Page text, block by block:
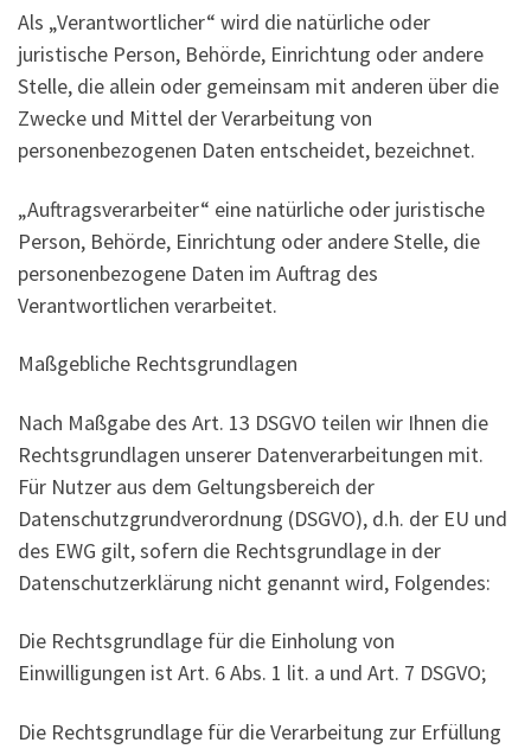
Als „Verantwortlicher“ wird die natürliche oder
juristische Person, Behörde, Einrichtung oder andere
Stelle, die allein oder gemeinsam mit anderen über die
Zwecke und Mittel der Verarbeitung von
personenbezogenen Daten entscheidet, bezeichnet.
„Auftragsverarbeiter“ eine natürliche oder juristische
Person, Behörde, Einrichtung oder andere Stelle, die
personenbezogene Daten im Auftrag des
Verantwortlichen verarbeitet.
Maßgebliche Rechtsgrundlagen
Nach Maßgabe des Art. 13 DSGVO teilen wir Ihnen die
Rechtsgrundlagen unserer Datenverarbeitungen mit.
Für Nutzer aus dem Geltungsbereich der
Datenschutzgrundverordnung (DSGVO), d.h. der EU und
des EWG gilt, sofern die Rechtsgrundlage in der
Datenschutzerklärung nicht genannt wird, Folgendes:
Die Rechtsgrundlage für die Einholung von
Einwilligungen ist Art. 6 Abs. 1 lit. a und Art. 7 DSGVO;
Die Rechtsgrundlage für die Verarbeitung zur Erfüllung